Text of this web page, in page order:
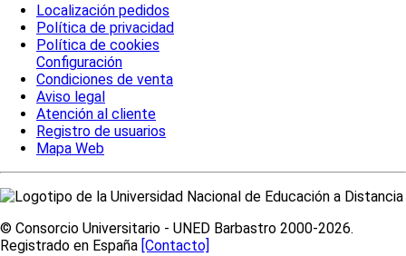
Localización pedidos
Política de privacidad
Política de cookies
Configuración
Condiciones de venta
Aviso legal
Atención al cliente
Registro de usuarios
Mapa Web
© Consorcio Universitario - UNED Barbastro 2000-2026.
Registrado en España [Contacto]